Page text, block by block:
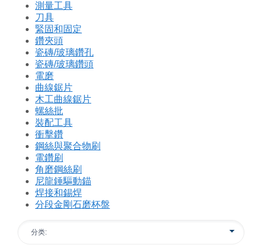
測量工具
刀具
緊固和固定
鑽夾頭
瓷磚/玻璃鑽孔
瓷磚/玻璃鑽頭
電磨
曲線鋸片
木工曲線鋸片
螺絲批
裝配工具
衝擊鑽
鋼絲與聚合物刷
電鑽刷
角磨鋼絲刷
尼龍錘驅動錨
焊接和錫焊
分段金剛石磨杯盤
分类: